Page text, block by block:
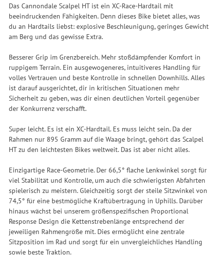
Das Cannondale Scalpel HT ist ein XC-Race-Hardtail mit
beeindruckenden Fähigkeiten. Denn dieses Bike bietet alles, was
du an Hardtails liebst: explosive Beschleunigung, geringes Gewicht
am Berg und das gewisse Extra.
Besserer Grip im Grenzbereich. Mehr stoßdämpfender Komfort in
ruppigem Terrain. Ein ausgewogeneres, intuitiveres Handling für
volles Vertrauen und beste Kontrolle in schnellen Downhills. Alles
ist darauf ausgerichtet, dir in kritischen Situationen mehr
Sicherheit zu geben, was dir einen deutlichen Vorteil gegenüber
der Konkurrenz verschafft.
Super leicht. Es ist ein XC-Hardtail. Es muss leicht sein. Da der
Rahmen nur 895 Gramm auf die Waage bringt, gehört das Scalpel
HT zu den leichtesten Bikes weltweit. Das ist aber nicht alles.
Einzigartige Race-Geometrie. Der 66,5° flache Lenkwinkel sorgt für
viel Stabilität und Kontrolle, um auch die schwierigsten Abfahrten
spielerisch zu meistern. Gleichzeitig sorgt der steile Sitzwinkel von
74,5° für eine bestmögliche Kraftübertragung in Uphills. Darüber
hinaus wächst bei unserem größenspezifischen Proportional
Response Design die Kettenstrebenlänge entsprechend der
jeweiligen Rahmengröße mit. Dies ermöglicht eine zentrale
Sitzposition im Rad und sorgt für ein unvergleichliches Handling
sowie beste Traktion.